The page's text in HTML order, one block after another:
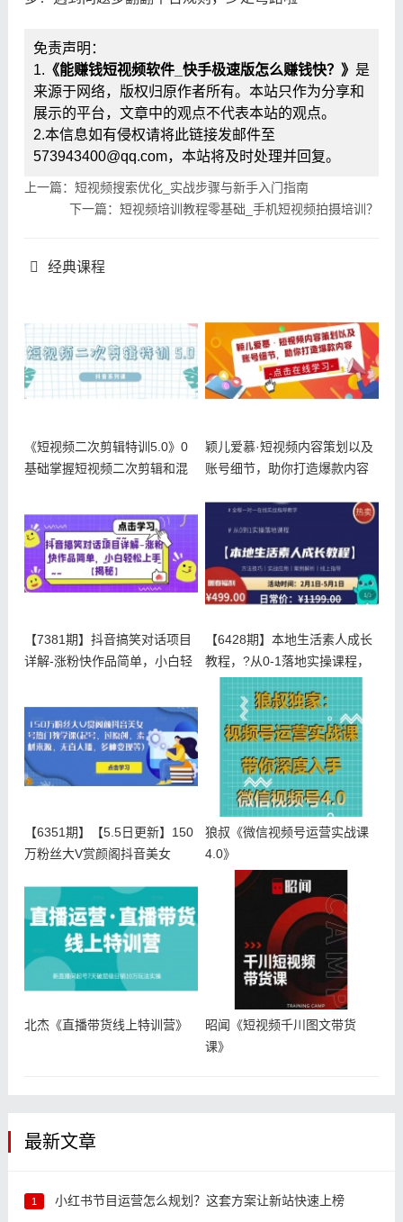
免责声明：
1. 《能赚钱短视频软件_快手极速版怎么赚钱快？》 是
来源于网络，版权归原作者所有。本站只作为分享和
展示的平台，文章中的观点不代表本站的观点。
2.本信息如有侵权请将此链接发邮件至
573943400@qq.com，本站将及时处理并回复。
上一篇：短视频搜索优化_实战步骤与新手入门指南
下一篇：短视频培训教程零基础_手机短视频拍摄培训？
经典课程
《短视频二次剪辑特训5.0》0
基础掌握短视频二次剪辑和混
颖儿爱慕·短视频内容策划以及
账号细节，助你打造爆款内容
【7381期】抖音搞笑对话项目
详解-涨粉快作品简单，小白轻
【6428期】本地生活素人成长
教程，?从0-1落地实操课程，
【6351期】【5.5日更新】150
万粉丝大V赏颜阁抖音美女
狼叔《微信视频号运营实战课
4.0》
北杰《直播带货线上特训营》
昭闻《短视频千川图文带货
课》
最新文章
1 小红书节目运营怎么规划？这套方案让新站快速上榜